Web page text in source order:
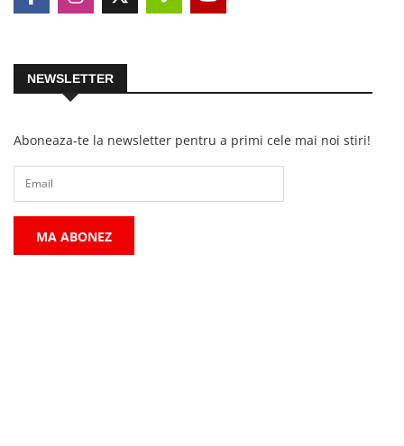
NEWSLETTER
Aboneaza-te la newsletter pentru a primi cele mai noi stiri!
MA ABONEZ